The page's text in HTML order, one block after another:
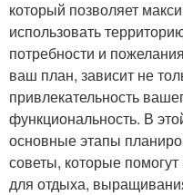
который позволяет
использовать
потребности и
ваш план, зависит не
привлекательность
функциональность. В
основные этапы
советы, которые
для отдыха,